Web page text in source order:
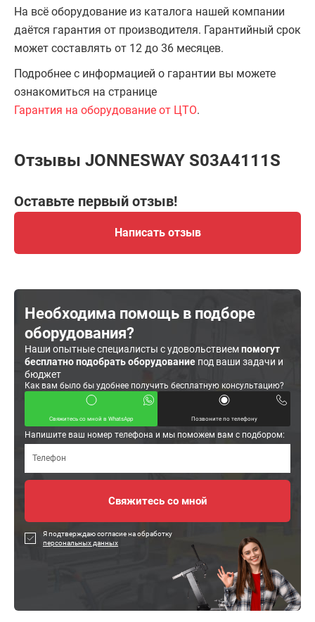
На всё оборудование из каталога нашей компании
даётся гарантия от производителя. Гарантийный срок
может составлять от 12 до 36 месяцев.
Подробнее с информацией о гарантии вы можете
ознакомиться на странице
Гарантия на оборудование от ЦТО.
Отзывы JONNESWAY S03A4111S
Оставьте первый отзыв!
Написать отзыв
Необходима помощь в подборе
оборудования?
Наши опытные специалисты с удовольствиемпомогут
бесплатно подобрать оборудование под ваши задачи и
бюджет
Как вам было бы удобнее получить бесплатную консультацию?
Свяжитесь со мной в WhatsApp Позвоните по телефону
Напишите ваш номер телефона и мы поможем вам с подбором:
Я подтверждаю согласие на обработку
персональных данных